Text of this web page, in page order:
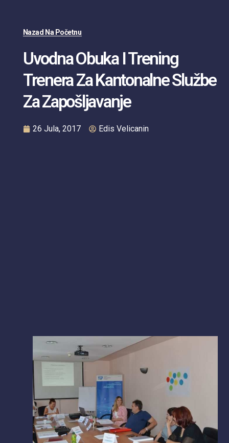
Nazad Na Početnu
Uvodna Obuka I Trening
Trenera Za Kantonalne Službe
Za Zapošljavanje
26 Jula, 2017 Edis Velicanin